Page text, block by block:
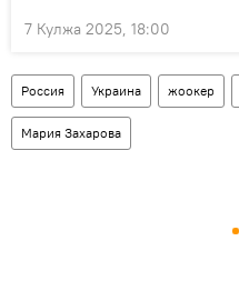
7 Кулжа 2025, 18:00
Россия Украина жоокер
Мария Захарова